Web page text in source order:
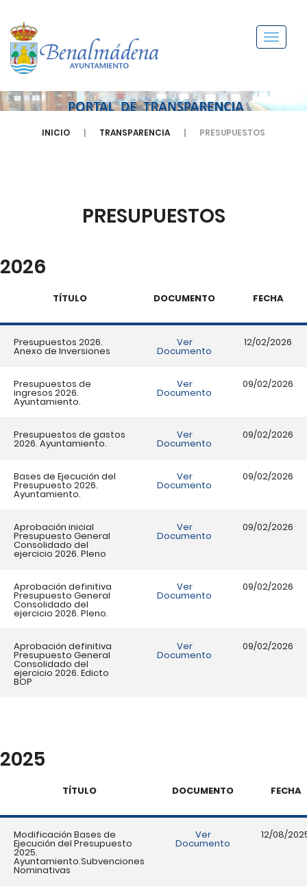
Menú
INICIO TRANSPARENCIA PRESUPUESTOS
PRESUPUESTOS
2026
TÍTULO DOCUMENTO FECHA
Presupuestos 2026.
Anexo de Inversiones
Ver
Documento
12/02/2026
Presupuestos de
ingresos 2026.
Ayuntamiento.
Ver
Documento
09/02/2026
Presupuestos de gastos
2026. Ayuntamiento.
Ver
Documento
09/02/2026
Bases de Ejecución del
Presupuesto 2026.
Ayuntamiento.
Ver
Documento
09/02/2026
Aprobación inicial
Presupuesto General
Consolidado del
ejercicio 2026. Pleno
Ver
Documento
09/02/2026
Aprobación definitiva
Presupuesto General
Consolidado del
ejercicio 2026. Pleno.
Ver
Documento
09/02/2026
Aprobación definitiva
Presupuesto General
Consolidado del
ejercicio 2026. Edicto
BOP
Ver
Documento
09/02/2026
2025
TÍTULO DOCUMENTO FECHA
Modificación Bases de
Ejecución del Presupuesto
2025.
Ayuntamiento.Subvenciones
Nominativas
Ver
Documento
12/08/